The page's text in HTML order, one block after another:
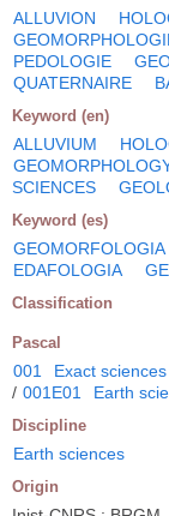
ALLUVION
PEDOLOGIE
QUATERNAIRE
Keyword (en)
ALLUVIUM
SCIENCES
Keyword (es)
GEOMORFOLOGIA
EDAFOLOGIA
Classification
Pascal
001 Exact
/ 001E01 Earth
Discipline
Earth sciences
Origin